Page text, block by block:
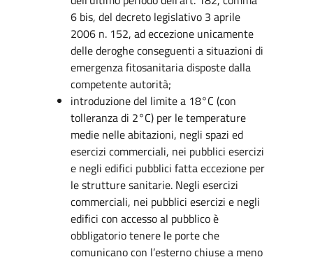
6 bis, del decreto legislativo 3 aprile
2006 n. 152, ad eccezione unicamente
delle deroghe conseguenti a situazioni di
emergenza fitosanitaria disposte dalla
competente autorità;
introduzione del limite a 18°C (con
tolleranza di 2°C) per le temperature
medie nelle abitazioni, negli spazi ed
esercizi commerciali, nei pubblici esercizi
e negli edifici pubblici fatta eccezione per
le strutture sanitarie. Negli esercizi
commerciali, nei pubblici esercizi e negli
edifici con accesso al pubblico è
obbligatorio tenere le porte che
comunicano con l’esterno chiuse a meno